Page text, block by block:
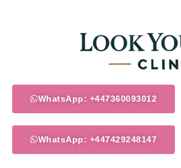
WhatsApp: +447360093012
WhatsApp: +447429248147